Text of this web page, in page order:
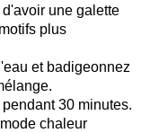
une galette
plus
et badigeonnez
30 minutes.
chaleur